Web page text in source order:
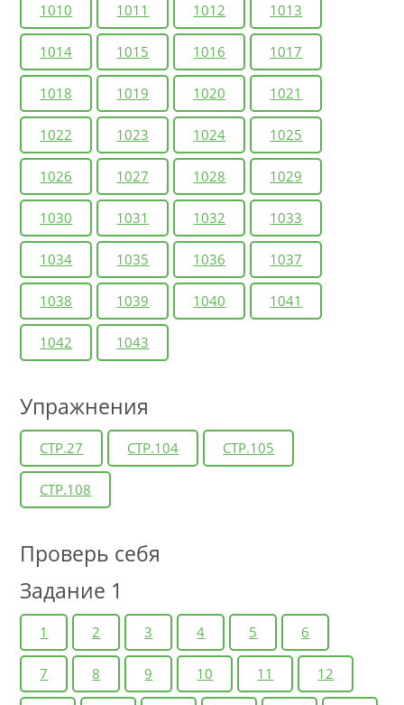
1010 1011 1012 1013
1014 1015 1016 1017
1018 1019 1020 1021
1022 1023 1024 1025
1026 1027 1028 1029
1030 1031 1032 1033
1034 1035 1036 1037
1038 1039 1040 1041
1042 1043
Упражнения
СТР.27 СТР.104 СТР.105
СТР.108
Проверь себя
Задание 1
1 2 3 4 5 6
7 8 9 10 11 12